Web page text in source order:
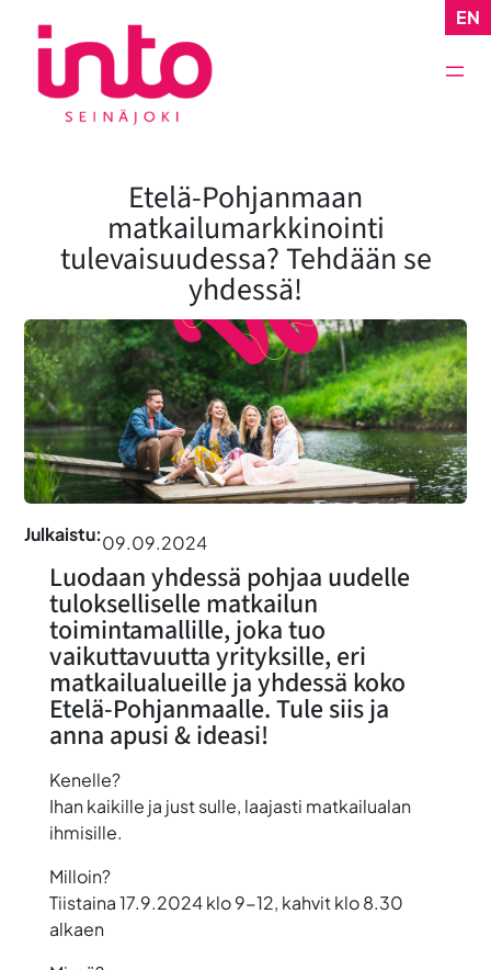
sisältöön
EN
Etelä-Pohjanmaan
matkailumarkkinointi
tulevaisuudessa? Tehdään se
yhdessä!
Julkaistu:09.09.2024
Luodaan yhdessä pohjaa uudelle
tulokselliselle matkailun
toimintamallille, joka tuo
vaikuttavuutta yrityksille, eri
matkailualueille ja yhdessä koko
Etelä-Pohjanmaalle. Tule siis ja
anna apusi & ideasi!
Kenelle?
Ihan kaikille ja just sulle, laajasti matkailualan
ihmisille.
Milloin?
Tiistaina 17.9.2024 klo 9-12, kahvit klo 8.30
alkaen